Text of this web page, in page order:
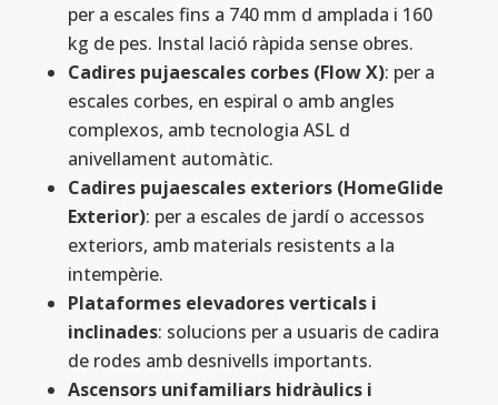
per a escales fins a 740 mm d amplada i 160
kg de pes. Instal lació ràpida sense obres.
Cadires pujaescales corbes (Flow X): per a
escales corbes, en espiral o amb angles
complexos, amb tecnologia ASL d
anivellament automàtic.
Cadires pujaescales exteriors (HomeGlide
Exterior): per a escales de jardí o accessos
exteriors, amb materials resistents a la
intempèrie.
Plataformes elevadores verticals i
inclinades: solucions per a usuaris de cadira
de rodes amb desnivells importants.
Ascensors unifamiliars hidràulics i